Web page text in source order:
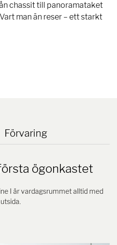
chassit till panoramataket
man än reser – ett starkt
Förvaring
ögonkastet
I är vardagsrummet alltid med